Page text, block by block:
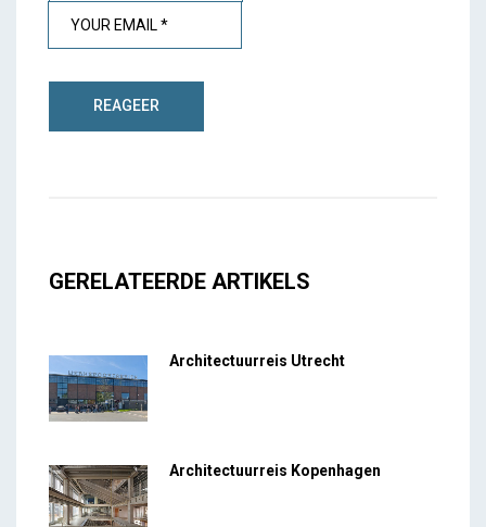
GERELATEERDE ARTIKELS
Architectuurreis Utrecht
Architectuurreis Kopenhagen